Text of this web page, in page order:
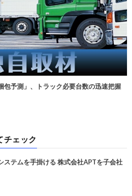
包予測」、トラック必要台数の迅速把握
チェック
ステムを手掛ける 株式会社APTを子会社